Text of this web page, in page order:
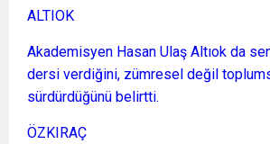
ALTIOK
Akademisyen Hasan Ulaş Altıok da
dersi verdiğini, zümresel değil
sürdürdüğünü belirtti.
ÖZKIRAÇ